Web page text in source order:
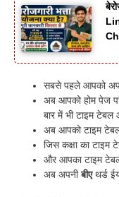
सबसे पहले आपको अपनी
अब आपको होम पेज
बार में भी टाइम टेबल
अब आपको टाइम टेबल
जिस कक्षा का टाइम
और आपका टाइम टेबल
अब अपनीबीएथर्ड